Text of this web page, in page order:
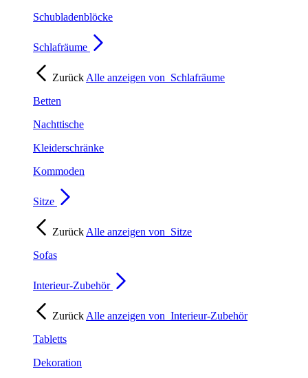
Schubladenblöcke
Schlafräume
Zurück Alle anzeigen von Schlafräume
Betten
Nachttische
Kleiderschränke
Kommoden
Sitze
Zurück Alle anzeigen von Sitze
Sofas
Interieur-Zubehör
Zurück Alle anzeigen von Interieur-Zubehör
Tabletts
Dekoration